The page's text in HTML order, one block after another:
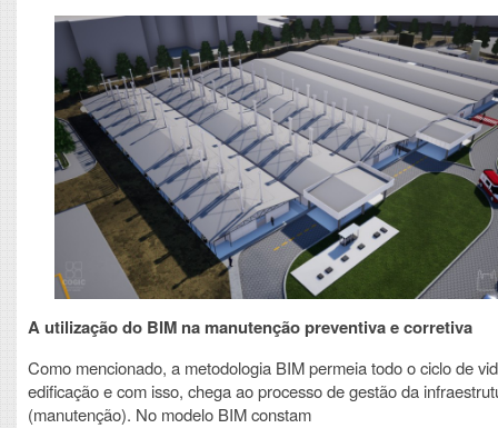
A utilização do BIM na manutenção preventiva e corretiva
Como mencionado, a metodologia BIM permeia todo o ciclo de
edificação e com isso, chega ao processo de gestão da
(manutenção). No modelo BIM constam